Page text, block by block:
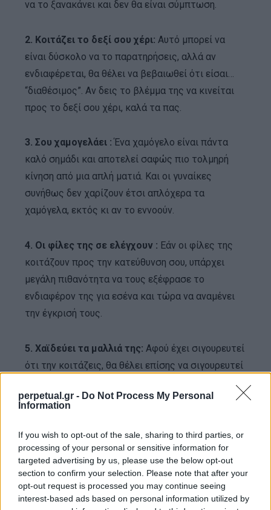
perpetual.gr - Do Not Process My Personal
Information
If you wish to opt-out of the sale, sharing to third parties, or
processing of your personal or sensitive information for
targeted advertising by us, please use the below opt-out
section to confirm your selection. Please note that after your
opt-out request is processed you may continue seeing
interest-based ads based on personal information utilized by
να το ξανακάνει και δεν θα είναι σύμπτωση.
2. Κοιτάζει το δεξί σου χέρι: Αυτό μπορεί να
είναι δύσκολο να το παρατηρήσεις, αλλά αν
ενδιαφέρεται, θα θέλει να βεβαιωθεί ότι είσαι…
“διαθέσιμος”. Αν δεις το βλέμμα της να κινείται
προς το δεξί σου χέρι, καλά τα πας.
3. Σου χαμογελάει : Ένα χαμόγελο είναι πάντα
καλό σημάδι και αποτελεί σαφώς πιο τολμηρή
κίνηση από μια απλή ματιά. Και οι γυναίκες
συνήθως δεν χαρίζουν έτσι απλόχερα τα
χαμόγελα, εκτός κι αν το εννοούν.
4. Οι φίλες της σε ελέγχουν : Εάν οι φίλες της
κοιτάζουν προς την κατεύθυνση σου, υπάρχει
μεγάλη πιθανότητα να τους εξέφρασε το
ενδιαφέρον της για εσένα και τώρα να αναμένει
την έγκρισή τους.
5. Χαϊδεύει τα μαλλιά της: Αφού έχει σιγουρευτεί
ότι την κοιτάζεις, θα θέλει επίσης να σιγουρευτεί
Μπορεί να κουνήσει το κεφάλι της ναζιάρικα, ή
μικρές κινήσεις είναι ο τρόπος της να φλερτάρει
από μακριά.
6. Δεν θα μιλήσει σε άλλους και αν το κάνει θα
σε κοιτάξει:Ορισμένες γυναίκες μιλάνε σε